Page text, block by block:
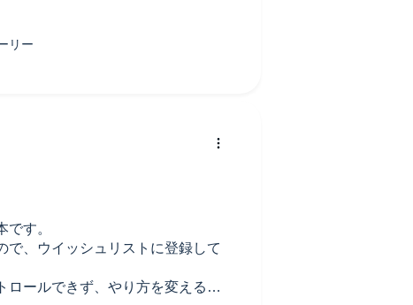
？
ですが、3.5倍でも聞き取れまし
るから悪いんだろうなと諦めの気
たかもしれない。
す。
で、ウイッシュリストに登録して
ロールできず、やり方を変えるか